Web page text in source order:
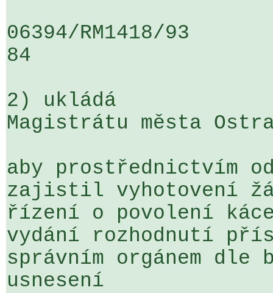
06394/RM1418/
84
2) ukládá
Magistrátu města
aby prostřednictvím
zajistil vyhotovení
řízení o povolení
vydání rozhodnutí
správním orgánem
usnesení